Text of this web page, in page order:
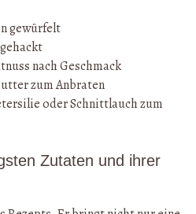
gewürfelt
nach Geschmack
zum Anbraten
oder Schnittlauch zum
Zutaten und ihrer